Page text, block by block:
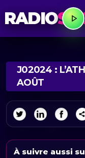
RADIO
J02024 :
AOÛT
À suivre aussi